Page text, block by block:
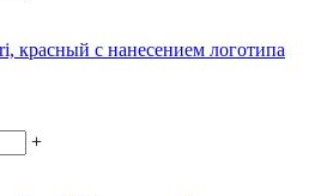
красный с нанесением логотипа
+